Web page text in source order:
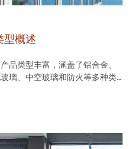
型概述
品类型丰富，涵盖了铝合金、
璃、中空玻璃和防火等多种类